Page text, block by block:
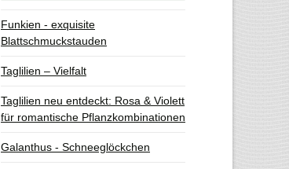
Funkien - exquisite
Blattschmuckstauden
Taglilien – Vielfalt
Taglilien neu entdeckt: Rosa & Violett
für romantische Pflanzkombinationen
Galanthus - Schneeglöckchen